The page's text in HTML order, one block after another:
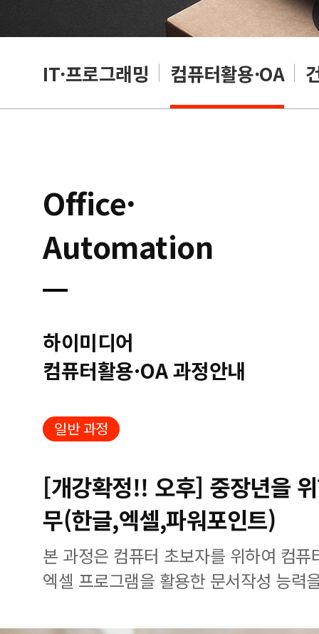
IT·프로그래밍 컴퓨터활용·OA
Office·
Automation
하이미디어
컴퓨터활용·OA 과정안내
일반 과정
[개강확정!! 오후] 중장년을
무(한글,엑셀,파워포인트)
본 과정은 컴퓨터 초보자를 위하여 컴
엑셀 프로그램을 활용한 문서작성 능력